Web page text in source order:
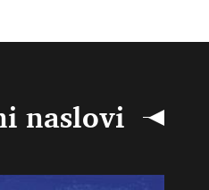
naslovi